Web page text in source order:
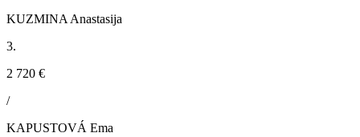
KUZMINA Anastasija
3.
2 720 €
/
KAPUSTOVÁ Ema